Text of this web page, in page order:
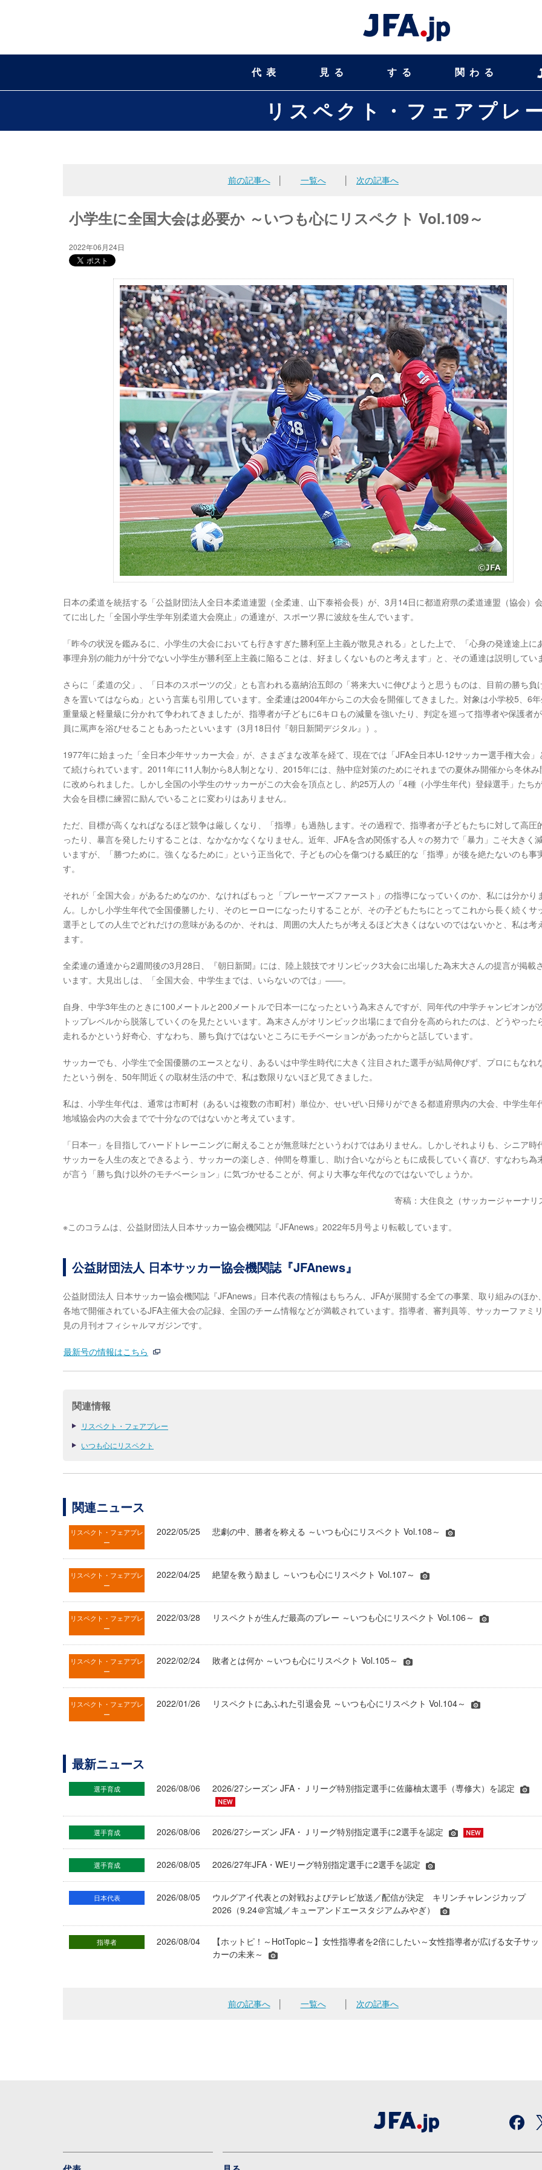
代表 見る する 関わる
リスペクト・フェアプレ
前の記事へ│ 一覧へ 次の記事へ
小学生に全国大会は必要か ～いつも心にリスペクト Vol.109～
2022年06月24日
日本の柔道を統括する「公益財団法人全日本柔道連盟（全柔連、山下泰裕会長）が、3月14日に都道府県の柔道連盟（協会）
てに出した「全国小学生学年別柔道大会廃止」の通達が、スポーツ界に波紋を生んでいます。
「昨今の状況を鑑みるに、小学生の大会においても行きすぎた勝利至上主義が散見される」とした上で、「心身の発達途上に
事理弁別の能力が十分でない小学生が勝利至上主義に陥ることは、好ましくないものと考えます」と、その通達は説明してい
さらに「柔道の父」、「日本のスポーツの父」とも言われる嘉納治五郎の「将来大いに伸びようと思うものは、目前の勝ち負
きを置いてはならぬ」という言葉も引用しています。全柔連は2004年からこの大会を開催してきました。対象は小学校5、6年
重量級と軽量級に分かれて争われてきましたが、指導者が子どもに6キロもの減量を強いたり、判定を巡って指導者や保護者
員に罵声を浴びせることもあったといいます（3月18日付『朝日新聞デジタル』）。
1977年に始まった「全日本少年サッカー大会」が、さまざまな改革を経て、現在では「JFA全日本U-12サッカー選手権大会」
て続けられています。2011年に11人制から8人制となり、2015年には、熱中症対策のためにそれまでの夏休み開催から冬休み
に改められました。しかし全国の小学生のサッカーがこの大会を頂点とし、約25万人の「4種（小学生年代）登録選手」たち
大会を目標に練習に励んでいることに変わりはありません。
ただ、目標が高くなればなるほど競争は厳しくなり、「指導」も過熱します。その過程で、指導者が子どもたちに対して高圧
ったり、暴言を発したりすることは、なかなかなくなりません。近年、JFAを含め関係する人々の努力で「暴力」こそ大きく
いますが、「勝つために。強くなるために」という正当化で、子どもの心を傷つける威圧的な「指導」が後を絶たないのも事
す。
それが「全国大会」があるためなのか、なければもっと「プレーヤーズファースト」の指導になっていくのか、私には分かり
ん。しかし小学生年代で全国優勝したり、そのヒーローになったりすることが、その子どもたちにとってこれから長く続くサ
選手としての人生でどれだけの意味があるのか、それは、周囲の大人たちが考えるほど大きくはないのではないかと、私は考
ます。
全柔連の通達から2週間後の3月28日、『朝日新聞』には、陸上競技でオリンピック3大会に出場した為末大さんの提言が掲載
います。大見出しは、「全国大会、中学生までは、いらないのでは」――。
自身、中学3年生のときに100メートルと200メートルで日本一になったという為末さんですが、同年代の中学チャンピオンが
トップレベルから脱落していくのを見たといいます。為末さんがオリンピック出場にまで自分を高められたのは、どうやった
走れるかという好奇心、すなわち、勝ち負けではないところにモチベーションがあったからと話しています。
サッカーでも、小学生で全国優勝のエースとなり、あるいは中学生時代に大きく注目された選手が結局伸びず、プロにもなれ
たという例を、50年間近くの取材生活の中で、私は数限りないほど見てきました。
私は、小学生年代は、通常は市町村（あるいは複数の市町村）単位か、せいぜい日帰りができる都道府県内の大会、中学生年
地域協会内の大会までで十分なのではないかと考えています。
「日本一」を目指してハードトレーニングに耐えることが無意味だというわけではありません。しかしそれよりも、シニア時
サッカーを人生の友とできるよう、サッカーの楽しさ、仲間を尊重し、助け合いながらともに成長していく喜び、すなわち為
が言う「勝ち負け以外のモチベーション」に気づかせることが、何より大事な年代なのではないでしょうか。
寄稿：大住良之（サッカージャーナリ
※このコラムは、公益財団法人日本サッカー協会機関誌『JFAnews』2022年5月号より転載しています。
公益財団法人 日本サッカー協会機関誌『JFAnews』
公益財団法人 日本サッカー協会機関誌『JFAnews』日本代表の情報はもちろん、JFAが展開する全ての事業、取り組みのほか
各地で開催されているJFA主催大会の記録、全国のチーム情報などが満載されています。指導者、審判員等、サッカーファミ
見の月刊オフィシャルマガジンです。
最新号の情報はこちら
関連情報
リスペクト・フェアプレー
いつも心にリスペクト
関連ニュース
リスペクト・フェアプレ
ー
2022/05/25 悲劇の中、勝者を称える ～いつも心にリスペクト Vol.108～
リスペクト・フェアプレ
ー
2022/04/25 絶望を救う励まし ～いつも心にリスペクト Vol.107～
リスペクト・フェアプレ
ー
2022/03/28 リスペクトが生んだ最高のプレー ～いつも心にリスペクト Vol.106～
リスペクト・フェアプレ
ー
2022/02/24 敗者とは何か ～いつも心にリスペクト Vol.105～
リスペクト・フェアプレ
ー
2022/01/26 リスペクトにあふれた引退会見 ～いつも心にリスペクト Vol.104～
最新ニュース
選手育成 2026/08/06 2026/27シーズン JFA・Ｊリーグ特別指定選手に佐藤柚太選手（専修大）を認定
選手育成 2026/08/06 2026/27シーズン JFA・Ｊリーグ特別指定選手に2選手を認定
選手育成 2026/08/05 2026/27年JFA・WEリーグ特別指定選手に2選手を認定
日本代表 2026/08/05
ウルグアイ代表との対戦およびテレビ放送／配信が決定 キリンチャレンジカップ
2026（9.24＠宮城／キューアンドエースタジアムみやぎ）
指導者 2026/08/04
【ホットピ！～HotTopic～】女性指導者を2倍にしたい～女性指導者が広げる女子サッ
カーの未来～
前の記事へ│ 一覧へ 次の記事へ